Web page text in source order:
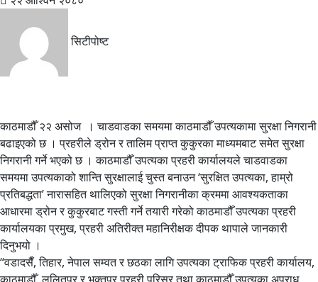
सिटीपोष्ट
काठमाडौँ २२ असोज । चाडवाडका समयमा काठमाडौँ उपत्यकामा सुरक्षा निगरानी
बढाइएको छ । प्रहरीले ड्रोन र तालिम प्राप्त कुकुरका माध्यमबाट समेत सुरक्षा
निगरानी गर्ने भएको छ । काठमाडौँ उपत्यका प्रहरी कार्यालयले चाडवाडका
समयमा उपत्यकाको शान्ति सुरक्षालाई चुस्त बनाउन ‘सुरक्षित उपत्यका, हाम्रो
प्रतिबद्धता’ नारासहित थालिएको सुरक्षा निगरानीका क्रममा आवश्यकताका
आधारमा ड्रोन र कुकुरबाट गस्ती गर्ने तयारी गरेको काठमाडौँ उपत्यका प्रहरी
कार्यालयका प्रमुख, प्रहरी अतिरीक्त महानिरीक्षक दीपक थापाले जानकारी
दिनुभयो ।
“वडादसैँ, तिहार, नेपाल सम्वत र छठका लागि उपत्यका ट्राफिक प्रहरी कार्यालय,